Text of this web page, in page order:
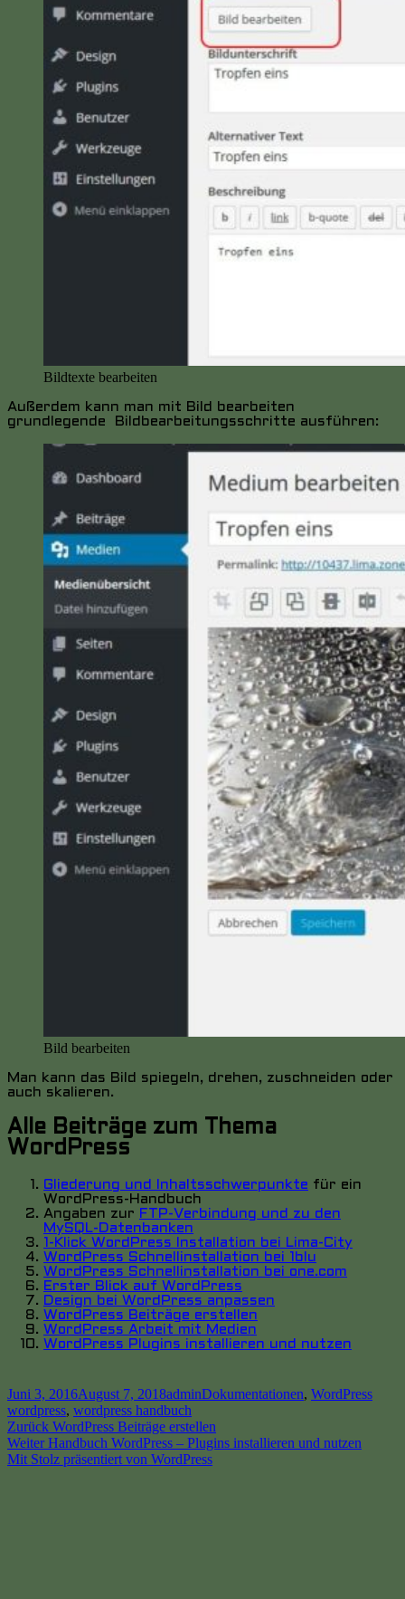
Bildtexte bearbeiten
Außerdem kann man mit Bild bearbeiten
grundlegende Bildbearbeitungsschritte ausführen:
Bild bearbeiten
Man kann das Bild spiegeln, drehen, zuschneiden oder
auch skalieren.
Alle Beiträge zum Thema
WordPress
Gliederung und Inhaltsschwerpunkte für ein
WordPress-Handbuch
Angaben zur FTP-Verbindung und zu den
MySQL-Datenbanken
1-Klick WordPress Installation bei Lima-City
WordPress Schnellinstallation bei 1blu
WordPress Schnellinstallation bei one.com
Erster Blick auf WordPress
Design bei WordPress anpassen
WordPress Beiträge erstellen
WordPress Arbeit mit Medien
WordPress Plugins installieren und nutzen
Veröffentlicht
am
Juni 3, 2016August 7, 2018Autor
adminKategorien
Dokumentationen, WordPress
wordpress, wordpress handbuch
Beitrags-
Navigation
Zurück Vorheriger
Beitrag:
WordPress Beiträge erstellen
Weiter Nächster
Beitrag:
Handbuch WordPress – Plugins installieren und nutzen
Mit Stolz präsentiert von WordPress